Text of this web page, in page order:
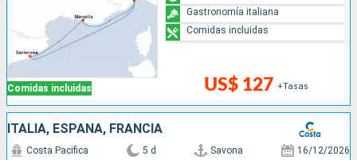
Comidas incluidas US$ 127 +Tasas
Gastronomía italiana
Comidas incluidas
ITALIA, ESPAÑA, FRANCIA
Costa Pacifica 5 d Savona 16/12/2026